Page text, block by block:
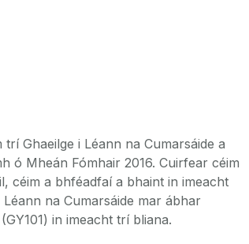
Ghaeilge i Léann na Cumarsáide a
ó Mheán Fómhair 2016. Cuirfear céim
céim a bhféadfaí a bhaint in imeacht
na Cumarsáide mar ábhar
in imeacht trí bliana.